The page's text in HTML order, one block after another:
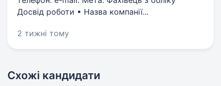
Досвід роботи • Назва компанії...
2 тижні тому
Схожі кандидати